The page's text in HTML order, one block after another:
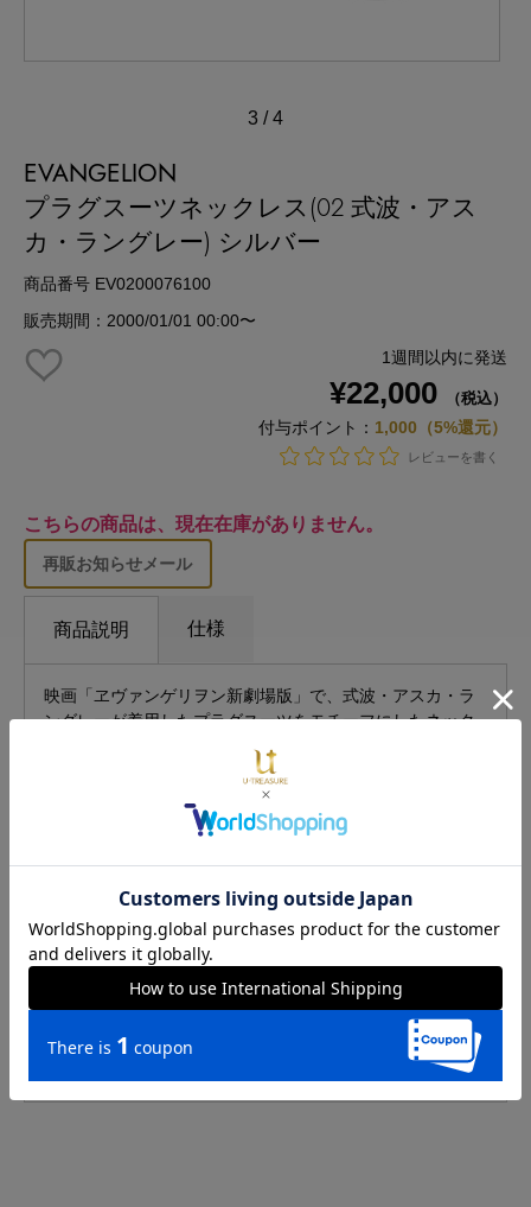
3 /4
EVANGELION
プラグスーツネックレス(02 式波・アス
カ・ラングレー) シルバー
商品番号 EV0200076100
販売期間：2000/01/01 00:00〜
1週間以内に発送
¥22,000 （税込）
付与ポイント： 1,000（5%還元）
レビューを書く
こちらの商品は、現在在庫がありません。
再販お知らせメール
商品説明 仕様
映画「ヱヴァンゲリヲン新劇場版」で、式波・アスカ・ラ
ングレーが着用したプラグスーツをモチーフにしたネック
レス。 金属の厚みに細やかな強弱をつけることで、着用し
ているかのようなボディラインを表現。 胸元の緑のライン
は、職人の手作業により色づけられた日本の伝統工芸「七
宝焼き」によるもので、ジュエリーブランドならではの、
留め具には、インターフェイスのモチーフがさり気なくデ
ザインされた遊び心溢れるデザイン。
■発送について
発送予定日は、ご注文状況により変動する場合がございま
銀行振込・コンビニ支払いをご選択の場合、ご入金確認後